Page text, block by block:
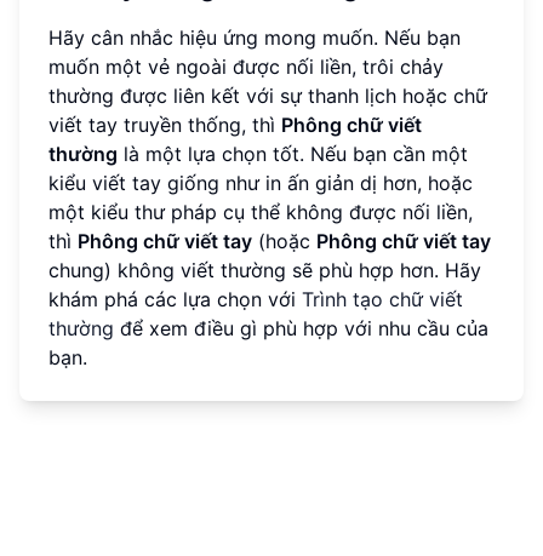
Hãy cân nhắc hiệu ứng mong muốn. Nếu bạn
muốn một vẻ ngoài được nối liền, trôi chảy
thường được liên kết với sự thanh lịch hoặc chữ
viết tay truyền thống, thì Phông chữ viết
thường là một lựa chọn tốt. Nếu bạn cần một
kiểu viết tay giống như in ấn giản dị hơn, hoặc
một kiểu thư pháp cụ thể không được nối liền,
thì Phông chữ viết tay (hoặc Phông chữ viết tay
chung) không viết thường sẽ phù hợp hơn. Hãy
khám phá các lựa chọn với Trình tạo chữ viết
thường để xem điều gì phù hợp với nhu cầu của
bạn.